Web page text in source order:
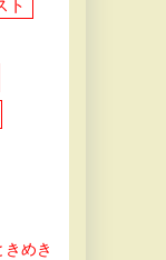
ト
きめき